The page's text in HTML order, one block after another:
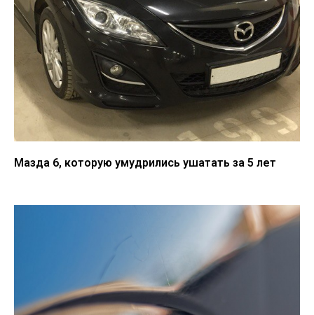
Мазда 6, которую умудрились ушатать за 5 лет